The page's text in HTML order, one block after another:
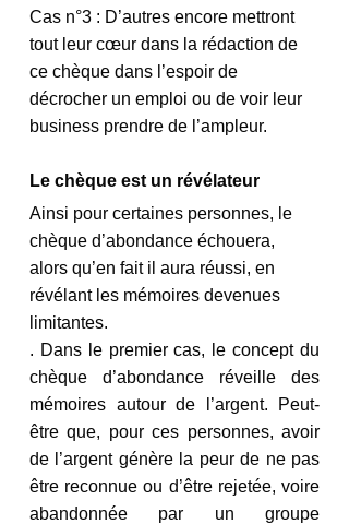
Cas n°3 : D’autres encore mettront
tout leur cœur dans la rédaction de
ce chèque dans l’espoir de
décrocher un emploi ou de voir leur
business prendre de l’ampleur.
Le chèque est un révélateur
Ainsi pour certaines personnes, le
chèque d’abondance échouera,
alors qu’en fait il aura réussi, en
révélant les mémoires devenues
limitantes.
. Dans le premier cas, le concept du
chèque d’abondance réveille des
mémoires autour de l’argent. Peut-
être que, pour ces personnes, avoir
de l’argent génère la peur de ne pas
être reconnue ou d’être rejetée, voire
abandonnée par un groupe